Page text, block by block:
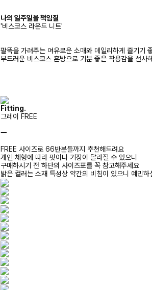
나의 일주일을 책임질
'비스코스 라운드 니트'
팔뚝을 가려주는 여유로운 소매와 데일리하게 즐기기
부드러운 비스코스 혼방으로 기분 좋은 착용감을 선사
Fitting.
그레이 FREE
ㅡ
FREE 사이즈로 66반분들까지 추천해드려요
개인 체형에 따라 핏이나 기장이 달라질 수 있으니
구매하시기 전 하단의 사이즈표를 꼭 참고해주세요
밝은 컬러는 소재 특성상 약간의 비침이 있으니 예민